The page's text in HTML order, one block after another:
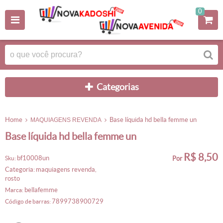
0
categorias
home MAQUIAGENS REVENDA base líquida hd bella femme un
base líquida hd bella femme un
sku: bf10008un
categoria: maquiagens revenda
rosto
marca: bellafemme
código de barras: 7899738900729
por R$ 8,50